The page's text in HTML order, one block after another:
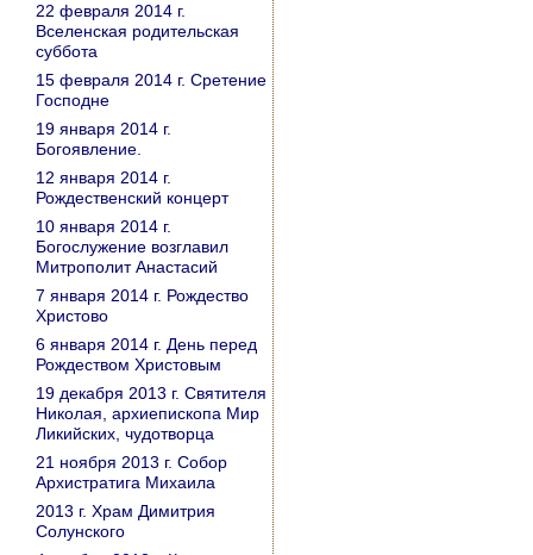
22 февраля 2014 г.
Вселенская родительская
суббота
15 февраля 2014 г. Сретение
Господне
19 января 2014 г.
Богоявление.
12 января 2014 г.
Рождественский концерт
10 января 2014 г.
Богослужение возглавил
Митрополит Анастасий
7 января 2014 г. Рождество
Христово
6 января 2014 г. День перед
Рождеством Христовым
19 декабря 2013 г. Святителя
Николая, архиепископа Мир
Ликийских, чудотворца
21 ноября 2013 г. Собор
Архистратига Михаила
2013 г. Храм Димитрия
Солунского